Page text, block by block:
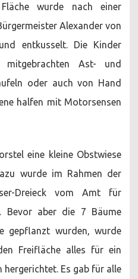
wurde nach einer
Alexander von
entkusselt. Die Kinder
Ast- und
oder auch von Hand
halfen mit Motorsensen
eine kleine Obstwiese
wurde im Rahmen der
Dreieck vom Amt für
Bevor aber die 7 Bäume
gepflanzt wurden, wurde
Freifläche alles für ein
hergerichtet. Es gab für alle